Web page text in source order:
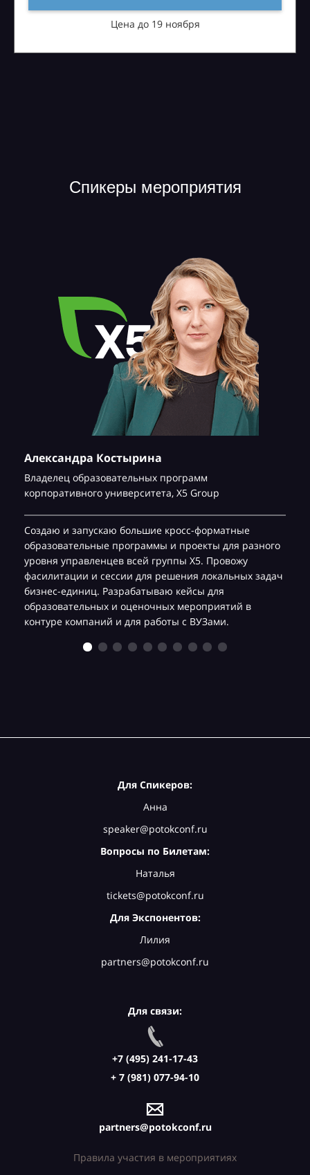
Цена до 19 ноября
Спикеры мероприятия
Александра Костырина
Владелец образовательных программ
корпоративного университета, Х5 Group
Создаю и запускаю большие кросс-форматные
образовательные программы и проекты для разного
уровня управленцев всей группы Х5. Провожу
фасилитации и сессии для решения локальных задач
бизнес-единиц. Разрабатываю кейсы для
образовательных и оценочных мероприятий в
контуре компаний и для работы с ВУЗами.
Для Спикеров:
Анна
speaker@potokconf.ru
Вопросы по Билетам:
Наталья
tickets@potokconf.ru
Для Экспонентов:
Лилия
partners@potokconf.ru
Для связи:
+7 (495) 241-17-43
+ 7 (981) 077-94-10
partners@potokconf.ru
Правила участия в мероприятиях